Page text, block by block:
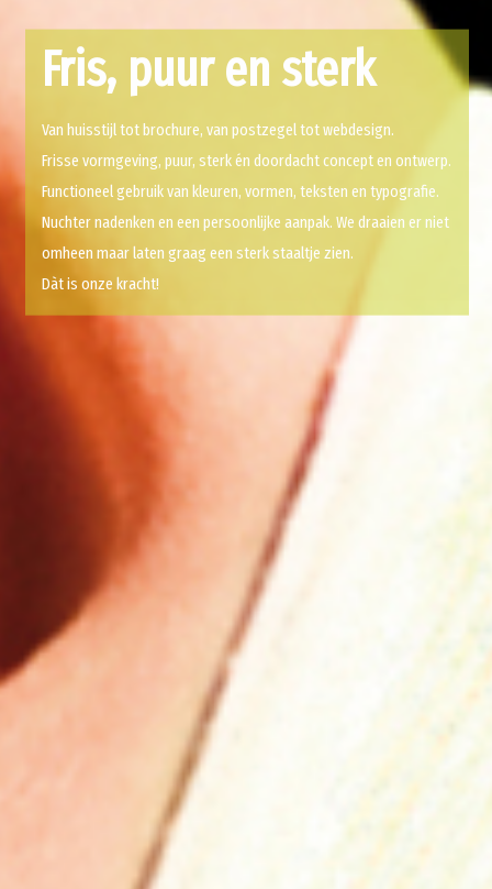
Fris, puur en sterk
Van huisstijl tot brochure, van postzegel tot webdesign.
Frisse vormgeving, puur, sterk én doordacht concept en ontwerp.
Functioneel gebruik van kleuren, vormen, teksten en typografie.
Nuchter nadenken en een persoonlijke aanpak. We draaien er niet
omheen maar laten graag een sterk staaltje zien.
Dàt is onze kracht!